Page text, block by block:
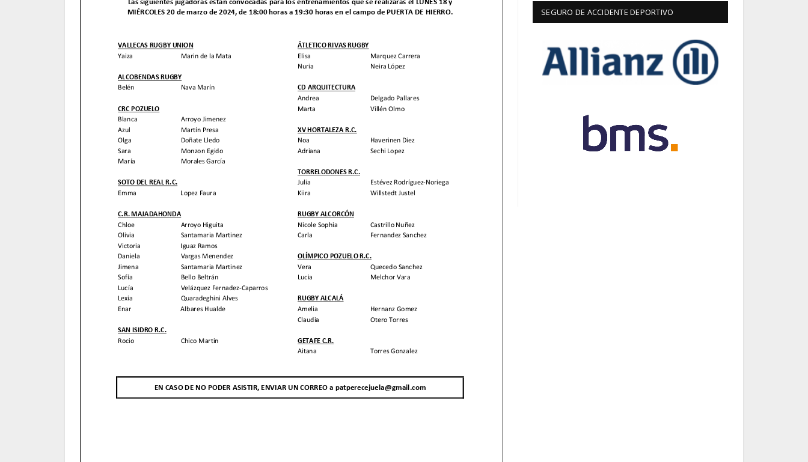
SEGURO DE ACCIDENTE DEPORTIVO